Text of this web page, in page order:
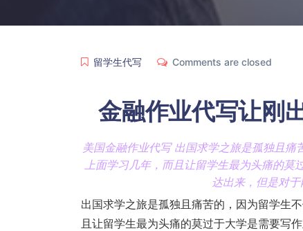
留学生代写 Comments are closed
金融作业代写让刚
美国金融作业代写 出国求学之旅是孤独且
上面学习几年，而且让留学生最为头痛的莫
达出来，但是对
出国求学之旅是孤独且痛苦的，因为留学生
且让留学生最为头痛的莫过于大学是需要写